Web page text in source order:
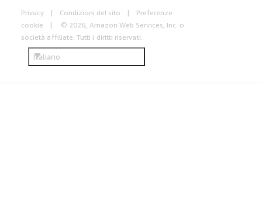
Privacy Condizioni del sito
Preferenze
cookie
© 2026, Amazon Web Services, Inc. o
società affiliate. Tutti i diritti riservati.
Italiano